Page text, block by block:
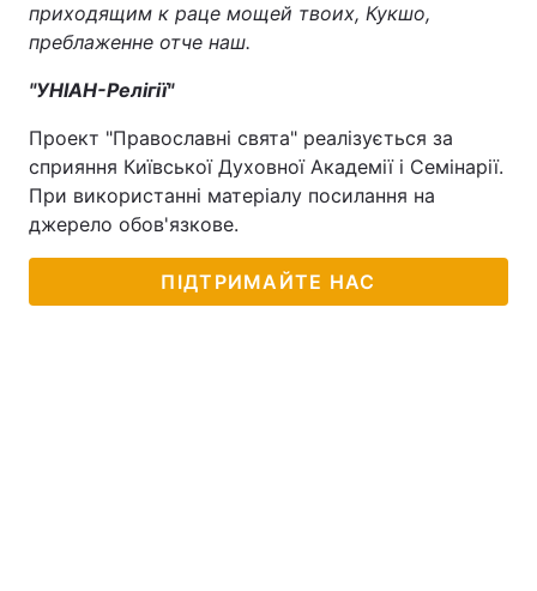
приходящим к раце мощей твоих, Кукшо,
преблаженне отче наш.
"УНІАН-Релігії"
Проект "Православні свята" реалізується за
сприяння Київської Духовної Академії і Семінарії.
При використанні матеріалу посилання на
джерело обов'язкове.
ПІДТРИМАЙТЕ НАС